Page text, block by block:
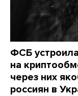
ФСБ
на
через них
россиян в